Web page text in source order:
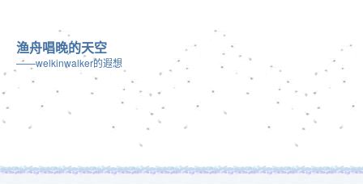
渔舟唱晚的天空
——welkinwalker的遐想